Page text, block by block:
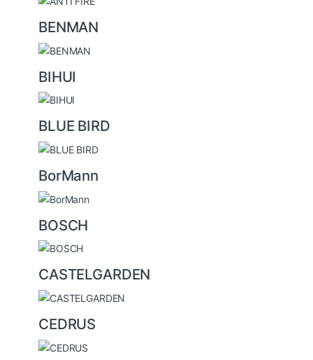
BENMAN
BIHUI
BLUE BIRD
BorMann
BOSCH
CASTELGARDEN
CEDRUS